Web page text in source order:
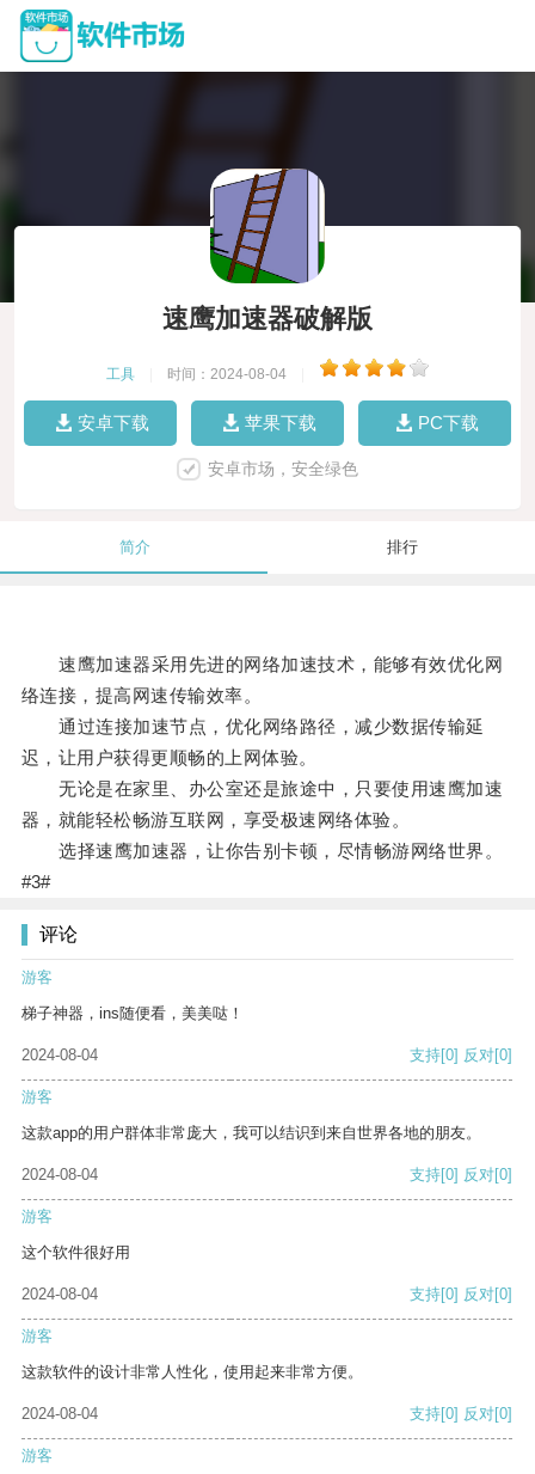
速鹰加速器破解版
工具 时间：2024-08-04
安卓下载 苹果下载 PC下载
安卓市场，安全绿色
简介 排行
速鹰加速器采用先进的网络加速技术，能够有效优化网
络连接，提高网速传输效率。
通过连接加速节点，优化网络路径，减少数据传输延
迟，让用户获得更顺畅的上网体验。
无论是在家里、办公室还是旅途中，只要使用速鹰加速
器，就能轻松畅游互联网，享受极速网络体验。
选择速鹰加速器，让你告别卡顿，尽情畅游网络世界。
#3#
评论
游客
梯子神器，ins随便看，美美哒！
2024-08-04 支持[0] 反对[0]
游客
这款app的用户群体非常庞大，我可以结识到来自世界各地的朋友。
2024-08-04 支持[0] 反对[0]
游客
这个软件很好用
2024-08-04 支持[0] 反对[0]
游客
这款软件的设计非常人性化，使用起来非常方便。
2024-08-04 支持[0] 反对[0]
游客